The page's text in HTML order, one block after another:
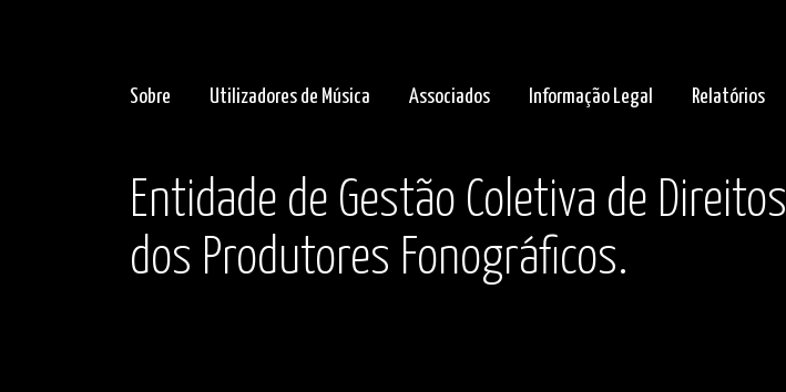
Sobre Utilizadores de Música Associados Informação Legal Relatórios
Entidade de Gestão Coletiva de Direitos
dos Produtores Fonográficos.